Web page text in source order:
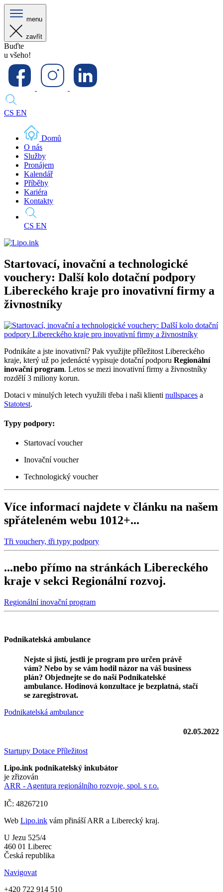
menu
zavřít
Buďte
u všeho!
CS EN
Domů
O nás
Služby
Pronájem
Kalendář
Příběhy
Kariéra
Kontakty
CS EN
Startovací, inovační a technologické
vouchery: Další kolo dotační podpory
Libereckého kraje pro inovativní firmy a
živnostníky
Podnikáte a jste inovativní? Pak využijte příležitost Libereckého
kraje, který už po jedenácté vypisuje dotační podporu Regionální
inovační program. Letos se mezi inovativní firmy a živnostníky
rozdělí 3 miliony korun.
Dotaci v minulých letech využili třeba i naši klienti nullspaces a
Statotest.
Typy podpory:
Startovací voucher
Inovační voucher
Technologický voucher
Více informací najdete v článku na našem
spřáteleném webu 1012+...
Tři vouchery, tři typy podpory
...nebo přímo na stránkách Libereckého
kraje v sekci Regionální rozvoj.
Regionální inovační program
Podnikatelská ambulance
Nejste si jistí, jestli je program pro určen právě
vám? Nebo by se vám hodil názor na váš business
plán? Objednejte se do naší Podnikatelské
ambulance. Hodinová konzultace je bezplatná, stačí
se zaregistrovat.
Podnikatelská ambulance
02.05.2022
Startupy Dotace Příležitost
Lipo.ink podnikatelský inkubátor
je zřizován
ARR - Agentura regionálního rozvoje, spol. s r.o.
IČ: 48267210
Web Lipo.ink vám přináší ARR a Liberecký kraj.
U Jezu 525/4
460 01 Liberec
Česká republika
Navigovat
+420 722 914 510